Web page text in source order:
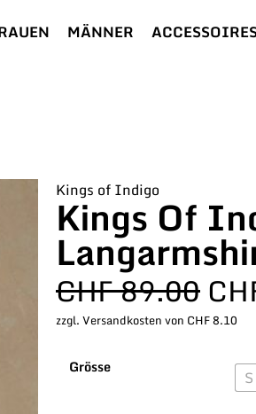
MÄNNER
Kings of Indigo
Kings Of
CHF89.00
zzgl. Versandkosten von CHF 8.10
Grösse S